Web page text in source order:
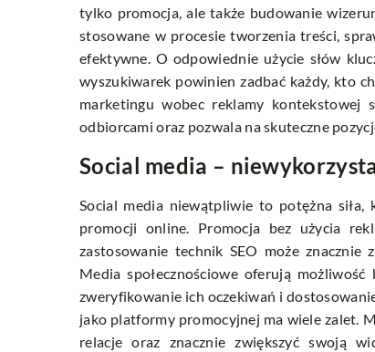
tylko promocja, ale także budowanie
stosowane w procesie tworzenia treści,
efektywne. O odpowiednie użycie słów
wyszukiwarek powinien zadbać każdy, kto
marketingu wobec reklamy
odbiorcami oraz pozwala na skuteczne
Social media –
Social media niewątpliwie to potężna siła,
promocji online. Promocja bez użycia
zastosowanie technik SEO może znacznie
Media społecznościowe oferują
zweryfikowanie ich oczekiwań i
jako platformy promocyjnej ma wiele zalet.
relacje oraz znacznie zwiększyć swoją